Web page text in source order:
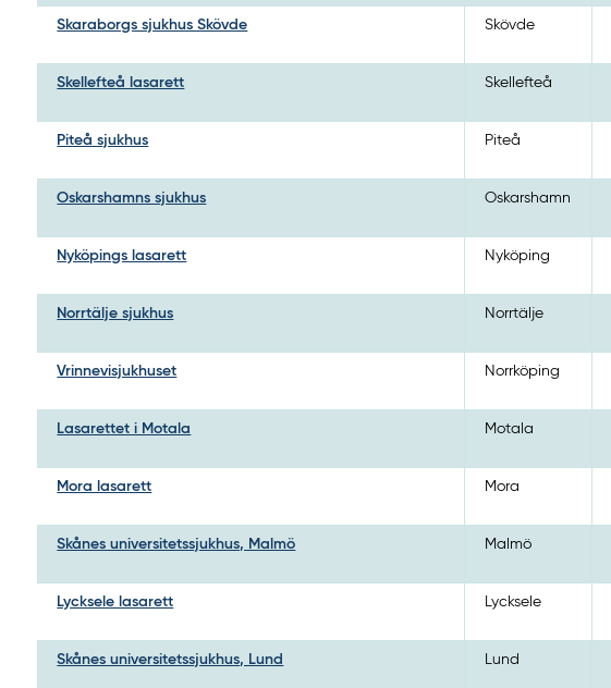
Skaraborgs sjukhus Skövde Skövde
Skellefteå lasarett Skellefteå
Piteå sjukhus Piteå
Oskarshamns sjukhus Oskarshamn
Nyköpings lasarett Nyköping
Norrtälje sjukhus Norrtälje
Vrinnevisjukhuset Norrköping
Lasarettet i Motala Motala
Mora lasarett Mora
Skånes universitetssjukhus, Malmö Malmö
Lycksele lasarett Lycksele
Skånes universitetssjukhus, Lund Lund